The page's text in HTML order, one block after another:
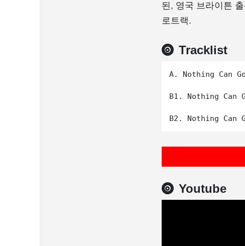
된, 영국 브라이튼
로트랙.
Tracklist
A. Nothing Can
B1. Nothing Can
Youtube